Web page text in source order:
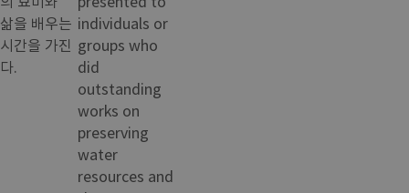
삶을 배우는
시간을 가진
다.
individuals or
groups who
did
outstanding
works on
preserving
water
resources and